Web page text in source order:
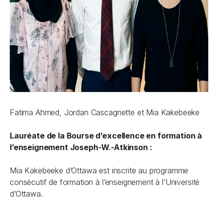
Fatima Ahmed, Jordan Cascagnette et Mia Kakebeeke
Lauréate de la Bourse d’excellence en formation à
l’enseignement Joseph-W.-Atkinson :
Mia Kakebeeke d’Ottawa est inscrite au programme
consécutif de formation à l’enseignement à l’Université
d’Ottawa.